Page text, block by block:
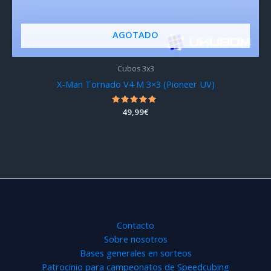
AGOTADO
Cubos 3x3
X-Man Tornado V4 M 3×3 (Pioneer UV)
Valorado
con
49,99€
Contacto
Sobre nosotros
Bases generales en sorteos
Patrocinio para campeonatos de Speedcubing